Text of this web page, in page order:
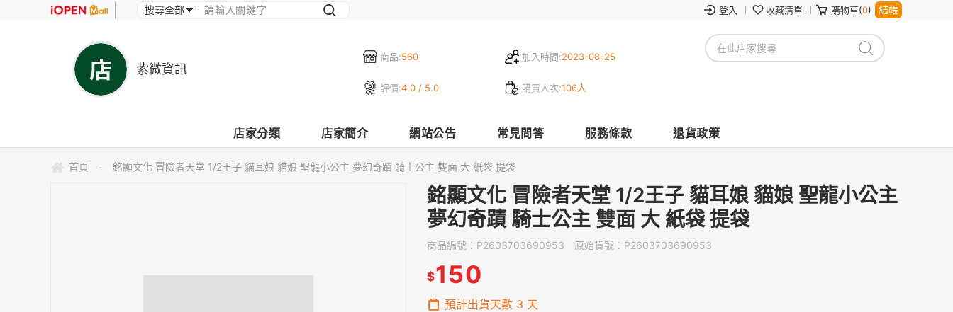
登入 收藏清單 購物車(0) 結帳
商品:560 加入時間:2023-08-25
評價:4.0 / 5.0 購買人次:106人
紫微資訊
店家分類 店家簡介 網站公告 常見問答 服務條款 退貨政策
首頁 - 銘顯文化 冒險者天堂 1/2王子 貓耳娘 貓娘 聖龍小公主 夢幻奇蹟 騎士公主 雙面 大 紙袋 提袋
銘顯文化 冒險者天堂 1/2王子 貓耳娘 貓娘 聖龍小公主
夢幻奇蹟 騎士公主 雙面 大 紙袋 提袋
商品編號： P2603703690953 原始貨號： P2603703690953
$150
預計出貨天數 3 天